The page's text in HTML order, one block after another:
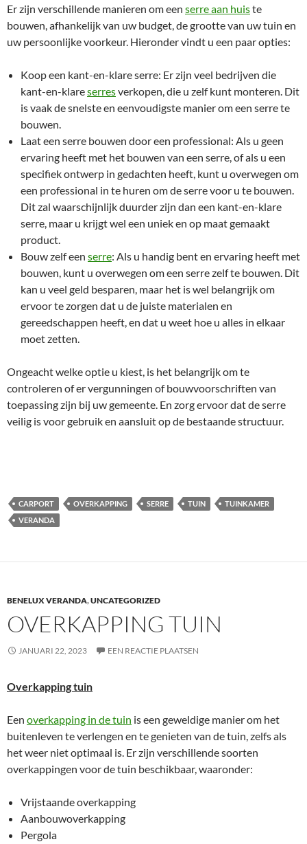
Er zijn verschillende manieren om een serre aan huiste
bouwen, afhankelijk van uw budget, de grootte van uw tuin en
uw persoonlijke voorkeur. Hieronder vindt u een paar opties:
Koop een kant-en-klare serre: Er zijn veel bedrijven die
kant-en-klareserresverkopen, die u zelf kunt monteren. Dit
is vaak de snelste en eenvoudigste manier om een serre te
bouwen.
Laat een serre bouwen door een professional: Als u geen
ervaring heeft met het bouwen van een serre, of als u een
specifiek ontwerp in gedachten heeft, kunt u overwegen om
een professional in te huren om de serre voor u te bouwen.
Dit zal waarschijnlijk duurder zijn dan een kant-en-klare
serre, maar u krijgt wel een uniek en op maat gemaakt
product.
Bouw zelf een serre: Als u handig bent en ervaring heeft met
bouwen, kunt u overwegen om een serre zelf te bouwen. Dit
kan u veel geld besparen, maar het is wel belangrijk om
ervoor te zorgen dat u de juiste materialen en
gereedschappen heeft, en dat u weet hoe u alles in elkaar
moet zetten.
Ongeacht welke optie u kiest, is het belangrijk om te
controleren of er vergunningen of bouwvoorschriften van
toepassing zijn bij uw gemeente. En zorg ervoor dat de serre
veilig is voor gebruik en aansluit op de bestaande structuur.
CARPORT OVERKAPPING SERRE TUIN
TUINKAMER
VERANDA
BENELUX VERANDA,UNCATEGORIZED
OVERKAPPING TUIN
JANUARI 22, 2023 EEN REACTIE PLAATSEN
Overkapping tuin
Een overkapping in de tuin is een geweldige manier om het
buitenleven te verlengen en te genieten van de tuin, zelfs als
het weer niet optimaal is. Er zijn verschillende soorten
overkappingen voor de tuin beschikbaar, waaronder:
Vrijstaande overkapping
Aanbouwoverkapping
Pergola